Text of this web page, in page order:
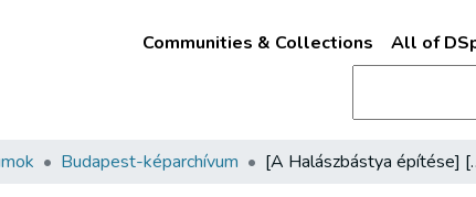
Communities & Collections All of
Budapest-képarchívum [A Halászbástya építése]